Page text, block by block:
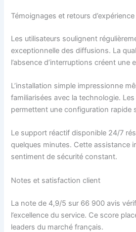
Témoignages et retours d’expérience
Les utilisateurs soulignent
exceptionnelle des diffusions. La
l’absence d’interruptions créent une
L’installation simple impressionne
familiarisées avec la technologie.
permettent une configuration rapide
Le support réactif disponible 24/7
quelques minutes. Cette assistance
sentiment de sécurité constant.
Notes et satisfaction client
La note de 4,9/5 sur 66 900 avis
l’excellence du service. Ce score
leaders du marché français.